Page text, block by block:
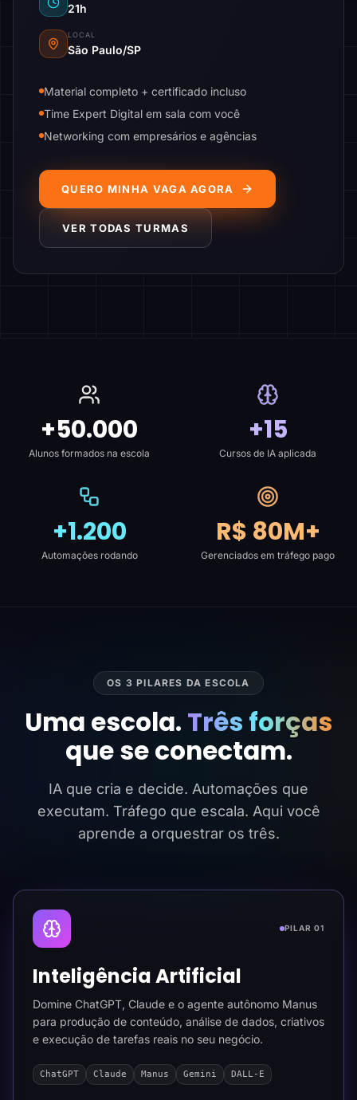
21h
LOCAL
São Paulo/SP
Material completo + certificado incluso
Time Expert Digital em sala com você
Networking com empresários e agências
QUERO MINHA VAGA AGORA
VER TODAS TURMAS
+50.000
Alunos formados na escola
+15
Cursos de IA aplicada
+1.200
Automações rodando
R$ 80M+
Gerenciados em tráfego pago
OS 3 PILARES DA ESCOLA
Uma escola. Três forças
que se conectam.
IA que cria e decide. Automações que
executam. Tráfego que escala. Aqui você
aprende a orquestrar os três.
PILAR 01
Inteligência Artificial
Domine ChatGPT, Claude e o agente autônomo Manus
para produção de conteúdo, análise de dados, criativos
e execução de tarefas reais no seu negócio.
ChatGPT Claude Manus Gemini DALL-E